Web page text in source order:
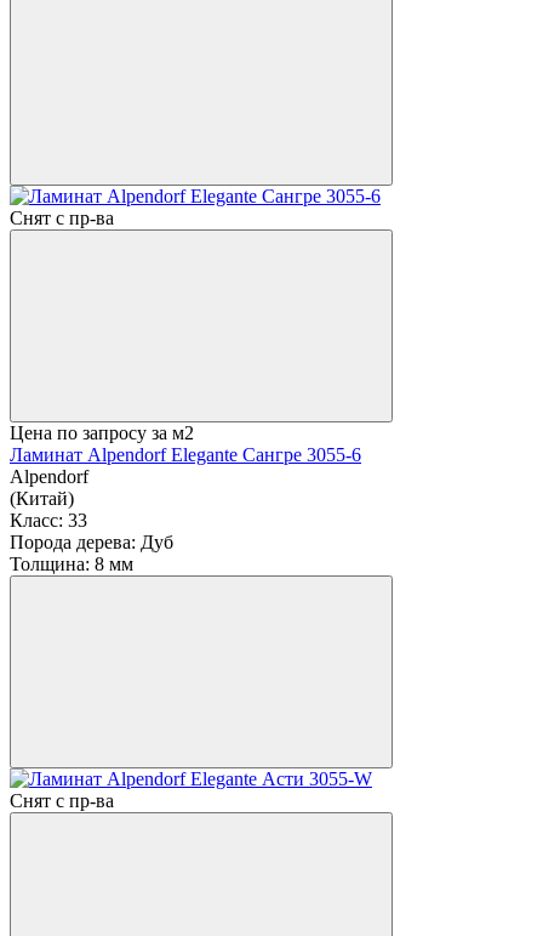
Снят с пр-ва
Цена по запросу за м2
Ламинат Alpendorf Elegante Сангре 3055-6
Alpendorf
(Китай)
Класс: 33
Порода дерева: Дуб
Толщина: 8 мм
Снят с пр-ва